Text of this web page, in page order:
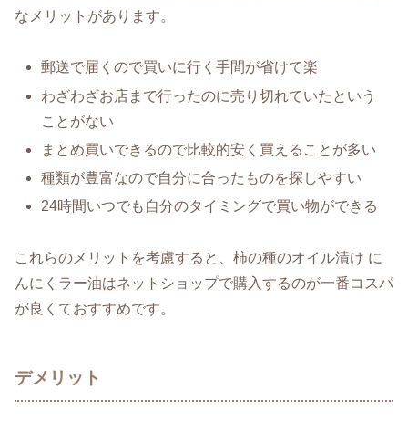
なメリットがあります。
郵送で届くので買いに行く手間が省けて楽
わざわざお店まで行ったのに売り切れていたという
ことがない
まとめ買いできるので比較的安く買えることが多い
種類が豊富なので自分に合ったものを探しやすい
24時間いつでも自分のタイミングで買い物ができる
これらのメリットを考慮すると、柿の種のオイル漬け に
んにくラー油はネットショップで購入するのが一番コスパ
が良くておすすめです。
デメリット